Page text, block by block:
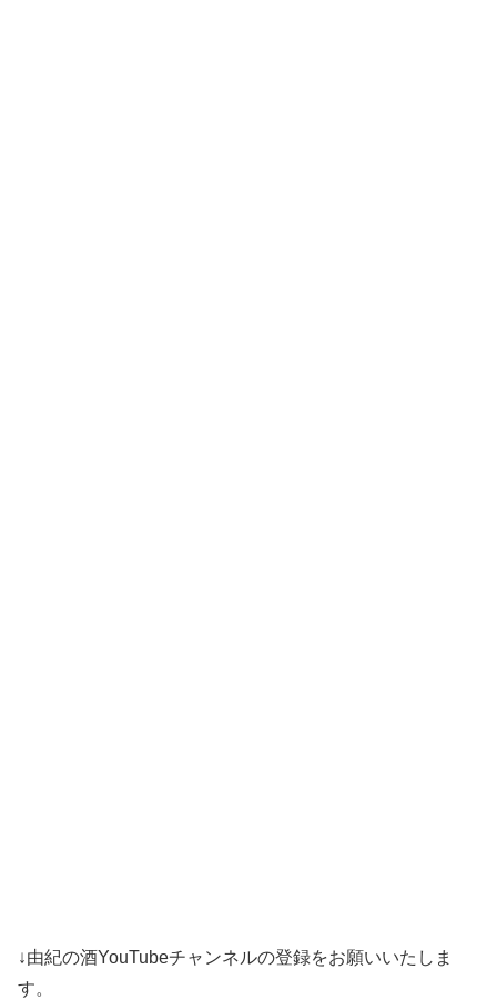
↓由紀の酒YouTubeチャンネルの登録をお願いいたしま
す。